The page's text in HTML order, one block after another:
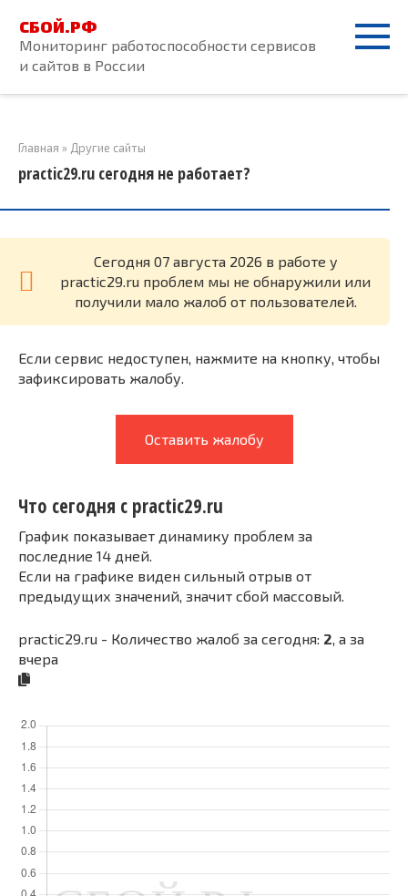
контенту
СБОЙ.РФ
Мониторинг работоспособности сервисов
и сайтов в России
Главная » Другие сайты
practic29.ru сегодня не работает?
Cегодня 07 августа 2026 в работе у
practic29.ru проблем мы не обнаружили или
получили мало жалоб от пользователей.
Если сервис недоступен, нажмите на кнопку, чтобы
зафиксировать жалобу.
Оставить жалобу
Что сегодня с practic29.ru
График показывает динамику проблем за
последние 14 дней.
Если на графике виден сильный отрыв от
предыдущих значений, значит сбой массовый.
practic29.ru - Количество жалоб за сегодня: 2 , а за
вчера